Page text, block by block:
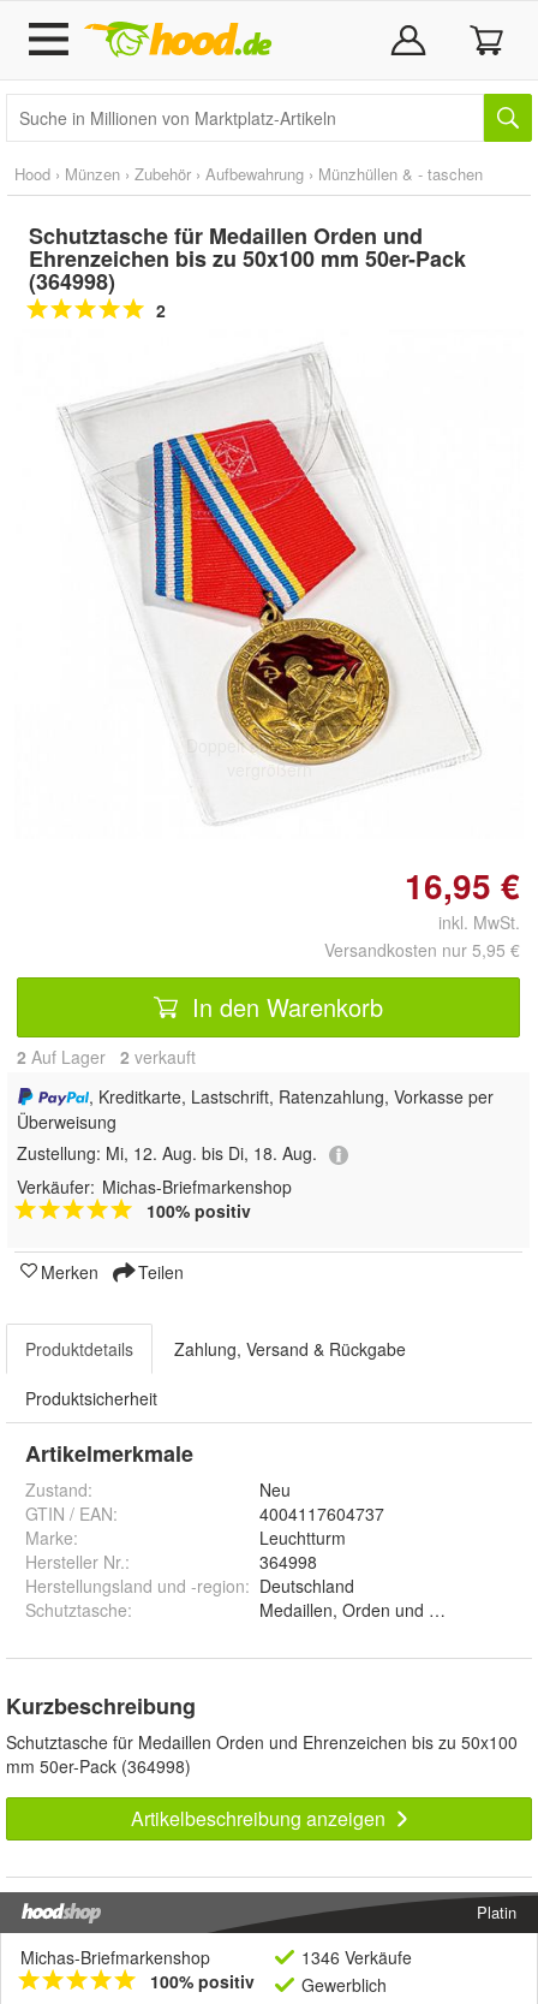
Hood › Münzen › Zubehör › Aufbewahrung › Münzhüllen & - taschen
Schutztasche für Medaillen Orden und
Ehrenzeichen bis zu 50x100 mm 50er-Pack
(364998)
2
Doppelt antippen zum
vergrößern
16,95 €
inkl. MwSt.
Versandkosten nur 5,95 €
In den Warenkorb
2 Auf Lager 2 verkauft
, Kreditkarte, Lastschrift, Ratenzahlung, Vorkasse per
Überweisung
Zustellung: Mi, 12. Aug. bis Di, 18. Aug.
Verkäufer: Michas-Briefmarkenshop
100% positiv
Merken Teilen
Produktdetails Zahlung, Versand & Rückgabe
Produktsicherheit
Artikelmerkmale
Zustand:
Neu
GTIN / EAN:
4004117604737
Marke:
Leuchtturm
Hersteller Nr.:
364998
Herstellungsland und -region: Deutschland
Schutztasche: Medaillen, Orden und Ehrenzeichen
Kurzbeschreibung
Schutztasche für Medaillen Orden und Ehrenzeichen bis zu 50x100
mm 50er-Pack (364998)
Artikelbeschreibung anzeigen
Platin
Michas-Briefmarkenshop
100% positiv
1346 Verkäufe
Gewerblich